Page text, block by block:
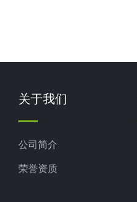
关于我们
公司简介
荣誉资质